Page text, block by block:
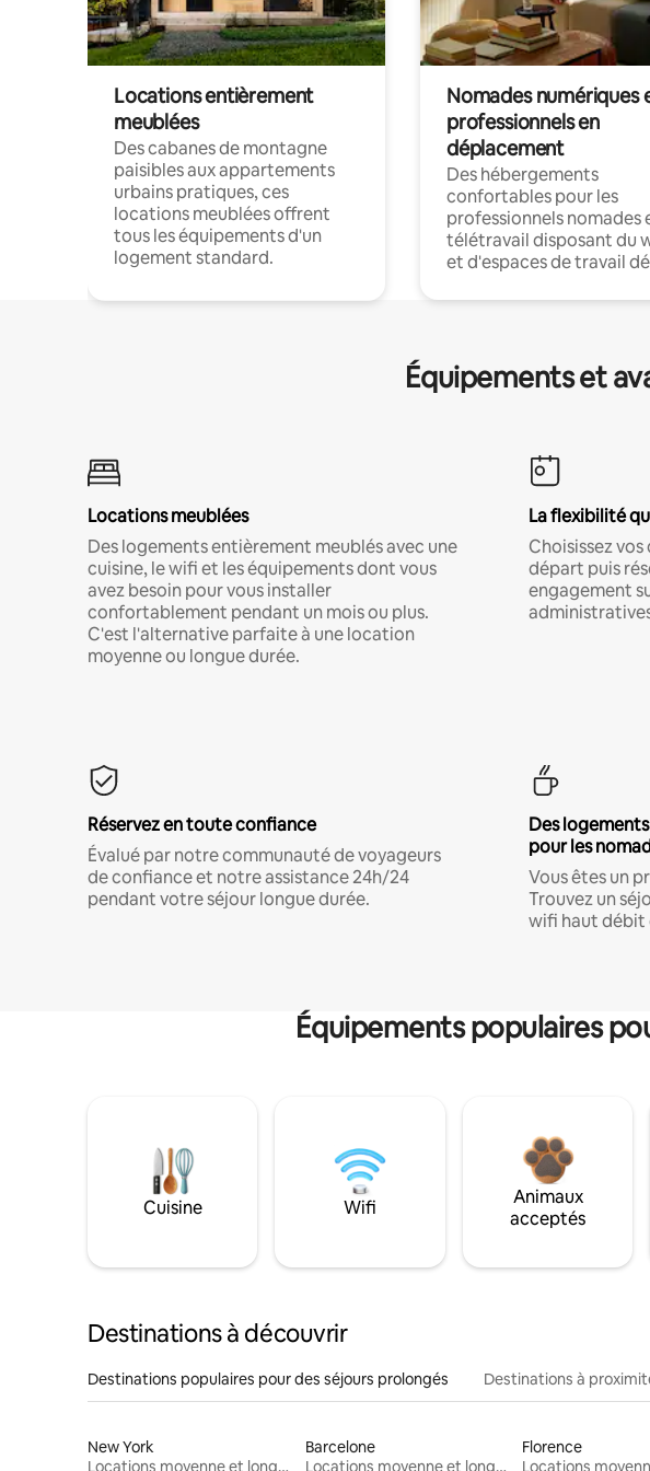
Locations entièrement
meublées
Des cabanes de montagne
paisibles aux appartements
urbains pratiques, ces
locations meublées offrent
tous les équipements d'un
logement standard.
Nomades numériques
professionnels en
déplacement
Des hébergements
confortables pour les
professionnels nomades
télétravail disposant du
et d'espaces de travail
Équipements et
Locations meublées
Des logements entièrement meublés avec une
cuisine, le wifi et les équipements dont vous
avez besoin pour vous installer
confortablement pendant un mois ou plus.
C'est l'alternative parfaite à une location
moyenne ou longue durée.
La flexibilité
Choisissez
départ puis
engagement
Réservez en toute confiance
Évalué par notre communauté de voyageurs
de confiance et notre assistance 24h/24
pendant votre séjour longue durée.
Des
pour les
Vous êtes un
Trouvez un
wifi haut débit
Équipements populaires
Cuisine Wifi
Animaux
acceptés
Destinations à découvrir
Destinations populaires pour des séjours prolongés Destinations à
New York
Locations moyenne et longue durée
Barcelone
Locations moyenne et longue durée
Florence